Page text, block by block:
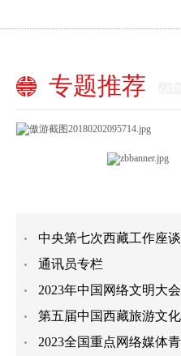
专题推荐
中央第七次西藏工作座
通讯员专栏
2023年中国网络文明大会
第五届中国西藏旅游文
2023全国重点网络媒体